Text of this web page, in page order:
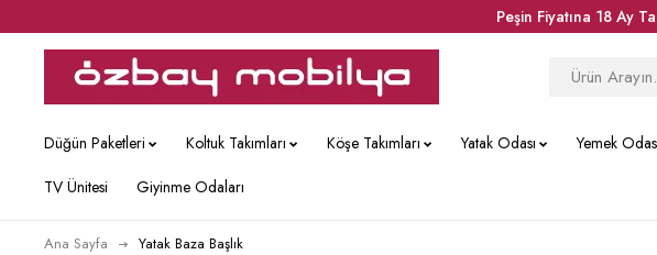
Peşin Fiyatına 18 Ay
Düğün Paketleri Koltuk Takımları Köşe Takımları Yatak Odası Yemek
TV Ünitesi
Giyinme Odaları
Ana Sayfa Yatak Baza Başlık